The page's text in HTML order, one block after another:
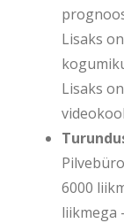
Lisaks
Lisaks
6000
liikmega